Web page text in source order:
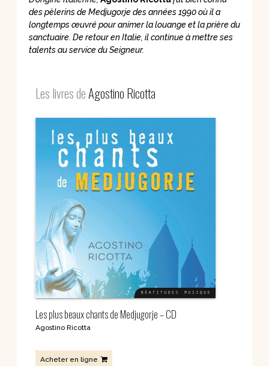
des pèlerins de Medjugorje des années 1990 où il a
longtemps œuvré pour animer la louange et la prière du
sanctuaire. De retour en Italie, il continue à mettre ses
talents au service du Seigneur.
Les livres deAgostino Ricotta
Les plus beaux chants de Medjugorje – CD
Agostino Ricotta
Acheter en ligne